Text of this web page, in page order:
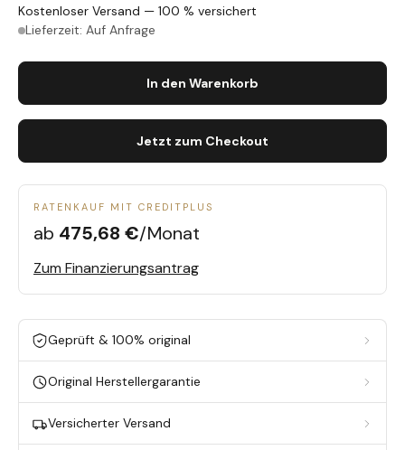
Kostenloser Versand — 100 % versichert
Lieferzeit: Auf Anfrage
In den Warenkorb
Jetzt zum Checkout
RATENKAUF MIT CREDITPLUS
ab 475,68 €/Monat
Zum Finanzierungsantrag
Geprüft & 100% original
Original Herstellergarantie
Versicherter Versand